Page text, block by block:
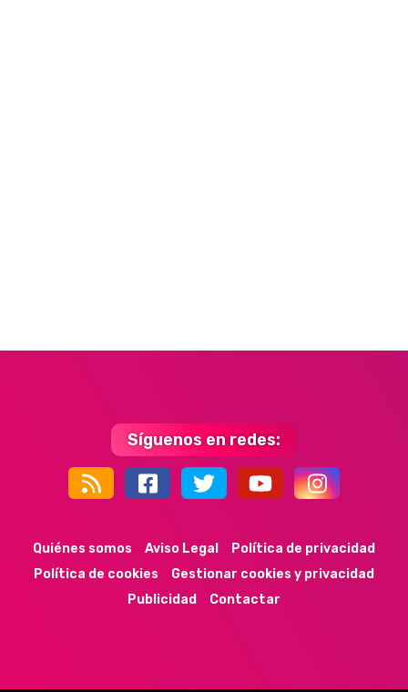
Síguenos en redes:
44k 9k 35k 352
Quiénes somos Aviso Legal
Política de privacidad
Política de cookies
Gestionar cookies y privacidad
Publicidad
Contactar